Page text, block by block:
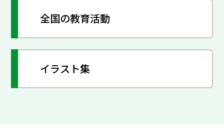
全国の教育活動
イラスト集